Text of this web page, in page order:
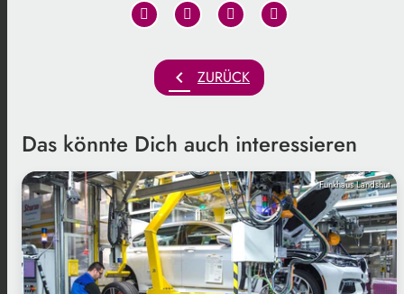
chevron_left ZURÜCK
Das könnte Dich auch interessieren
Funkhaus Landshut